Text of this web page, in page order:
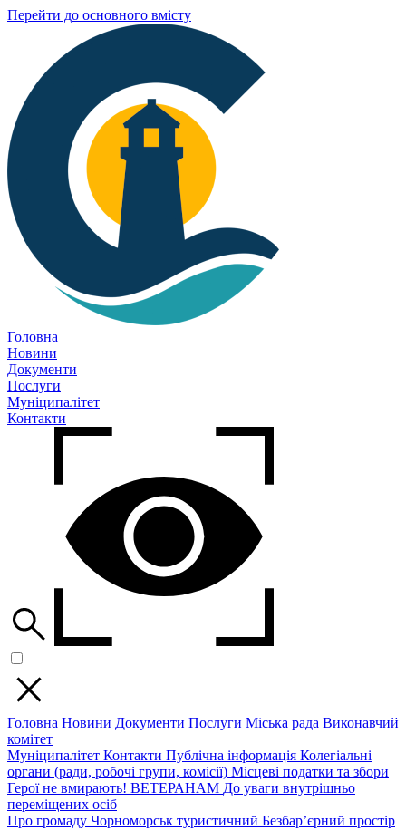
Перейти до основного вмісту
Головна
Новини
Документи
Послуги
Муніципалітет
Контакти
Головна Новини Документи Послуги Міська рада Виконавчий
комітет
Муніципалітет Контакти Публічна інформація Колегіальні
органи (ради, робочі групи, комісії) Місцеві податки та збори
Герої не вмирають! ВЕТЕРАНАМ До уваги внутрішньо
переміщених осіб
Про громаду Чорноморськ туристичний Безбар’єрний простір